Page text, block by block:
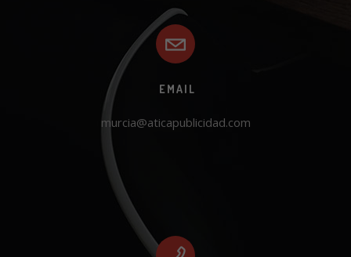
EMAIL
murcia@aticapublicidad.com